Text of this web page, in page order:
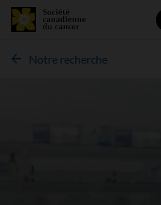
Notre recherche